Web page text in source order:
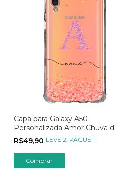
Capa para Galaxy A50
Personalizada Amor Chuva
Corações com Inicial
R$49,90 LEVE 2, PAGUE 1